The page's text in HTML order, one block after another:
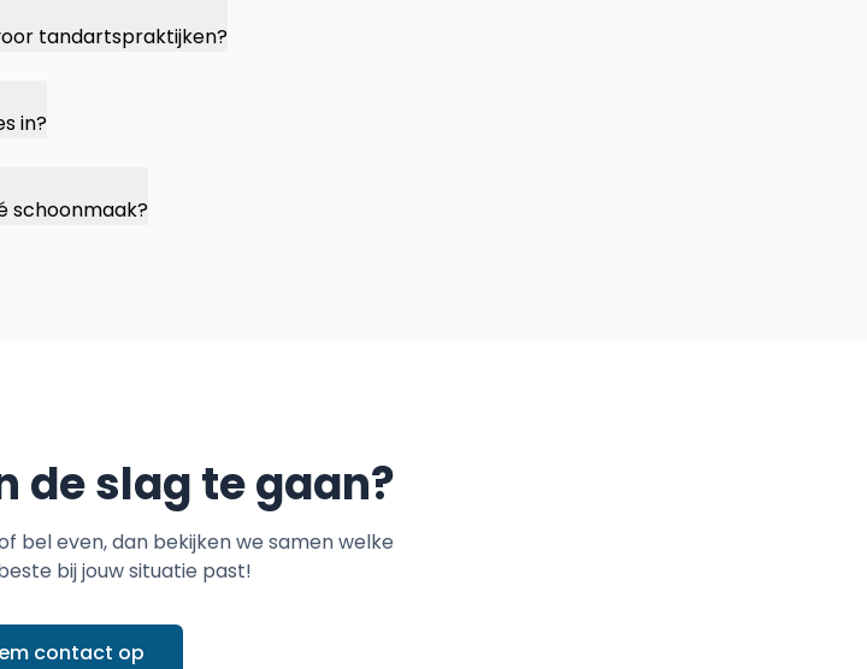
tandartspraktijken?
in?
schoonmaak?
de slag te gaan?
bel even, dan bekijken we samen welke
bij jouw situatie past!
contact op